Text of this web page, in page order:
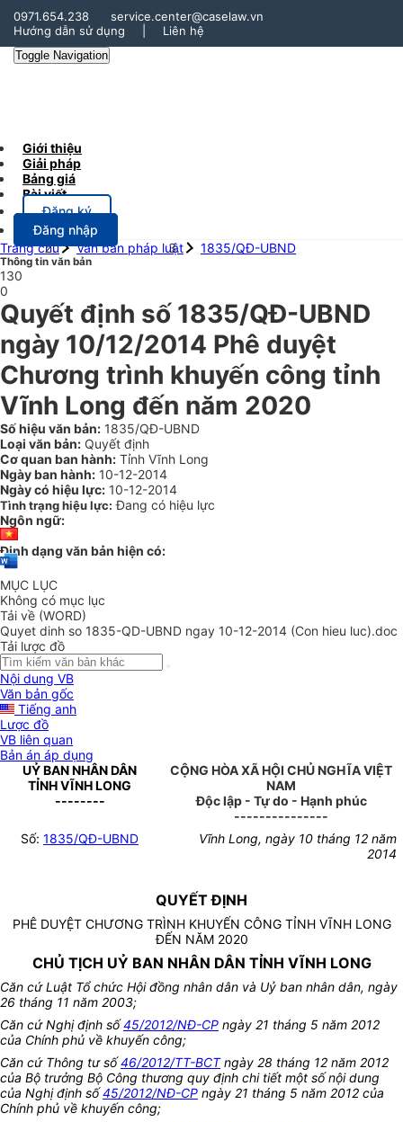
0971.654.238
service.center@caselaw.vn
Hướng dẫn sử dụng
Liên hệ
Toggle Navigation
Giới thiệu
Giải pháp
Bảng giá
Bài viết
Đăng ký
Đăng nhập
Trang chủ
Văn bản pháp luật 1835/QĐ-UBND
Thông tin văn bản
130
0
Quyết định số 1835/QĐ-UBND
ngày 10/12/2014 Phê duyệt
Chương trình khuyến công tỉnh
Vĩnh Long đến năm 2020
Số hiệu văn bản: 1835/QĐ-UBND
Loại văn bản: Quyết định
Cơ quan ban hành: Tỉnh Vĩnh Long
Ngày ban hành: 10-12-2014
Ngày có hiệu lực: 10-12-2014
Tình trạng hiệu lực: Đang có hiệu lực
Ngôn ngữ:
Định dạng văn bản hiện có:
MỤC LỤC
Không có mục lục
Tải về (WORD)
Quyet dinh so 1835-QD-UBND ngay 10-12-2014 (Con hieu luc).doc
Tải lược đồ
Nội dung VB
Văn bản gốc
Tiếng anh
Lược đồ
VB liên quan
Bản án áp dụng
UỶ BAN NHÂN DÂN
TỈNH VĨNH LONG
--------
CỘNG HÒA XÃ HỘI CHỦ NGHĨA VIỆT
NAM
Độc lập - Tự do - Hạnh phúc
---------------
Số: 1835/QĐ-UBND
Vĩnh Long, ngày 10 tháng 12 năm
2014
QUYẾT ĐỊNH
PHÊ DUYỆT CHƯƠNG TRÌNH KHUYẾN CÔNG TỈNH VĨNH LONG
ĐẾN NĂM 2020
CHỦ TỊCH UỶ BAN NHÂN DÂN TỈNH VĨNH LONG
Căn cứ Luật Tổ chức Hội đồng nhân dân và Uỷ ban nhân dân, ngày
26 tháng 11 năm 2003;
Căn cứ Nghị định số45/2012/NĐ-CP ngày 21 tháng 5 năm 2012
của Chính phủ về khuyến công;
Căn cứ Thông tư số46/2012/TT-BCTngày 28 tháng 12 năm 2012
của Bộ trưởng Bộ Công thương quy định chi tiết một số nội dung
của Nghị định số45/2012/NĐ-CP ngày 21 tháng 5 năm 2012 của
Chính phủ về khuyến công;